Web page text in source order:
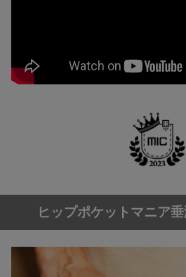
ヒップポケットマニア